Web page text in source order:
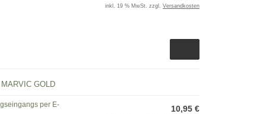
inkl. 19 % MwSt. zzgl. Versandkosten
GOLD
per E-
10,95 €